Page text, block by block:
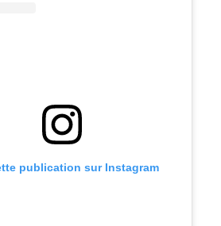
publication sur Instagram